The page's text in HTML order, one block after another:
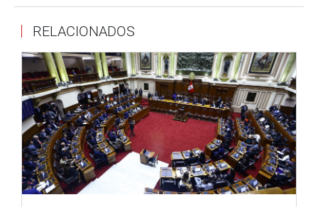
para subsistir para mejorar su calidad de vida”, expresó.
Agregó que desde el Congreso se deben buscar
soluciones con una mirada empresarial, toda vez, que los
pequeños productores mineros están trabajando
rústicamente poco a poco para mejorar su actividad.
OFICINA DE COMUNICACIONES E IMAGEN
INSTITUCIONAL
RELACIONADOS